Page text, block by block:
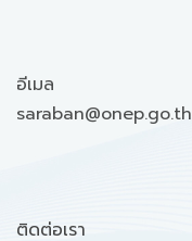
อีเมล
saraban@onep.go.th
ติดต่อเรา